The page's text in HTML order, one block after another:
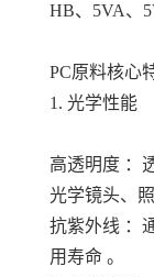
HB、5VA、
PC原料核心
1. 光学性能
高透明度 ：
光学镜头、照
抗紫外线 ：
用寿命 。